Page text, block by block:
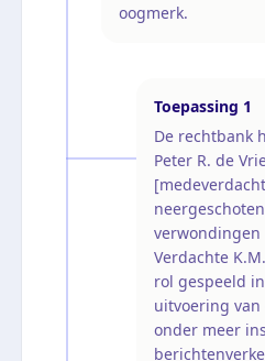
oogmerk.
Toepassing 1
De rechtbank
Peter R. de
verwondingen
Verdachte
rol gespeeld
uitvoering
onder meer